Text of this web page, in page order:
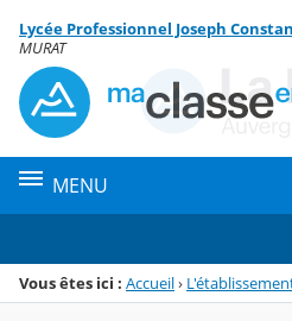
Menu de la rubrique
Contenu
Lycée Professionnel Joseph
MURAT
MENU
Vous êtes ici : Accueil›